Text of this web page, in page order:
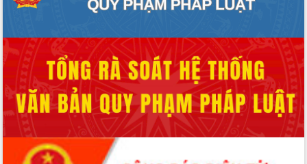
phá cơ chế - Hợp tác công tư
cải cách hành chính tỉnh Đắk Lắk
Kết nối tour, đẩy mạnh chuyển đổi số
để phát triển du lịch Đắk Lắk
Khởi động Dự án Đầu tư xây dựng hạ
tầng kỹ thuật Cụm công nghiệp Tân
Tiến
Gặp mặt các cơ quan báo chí nhân Kỷ
niệm 101 năm Ngày Báo chí Cách
mạng Việt Nam